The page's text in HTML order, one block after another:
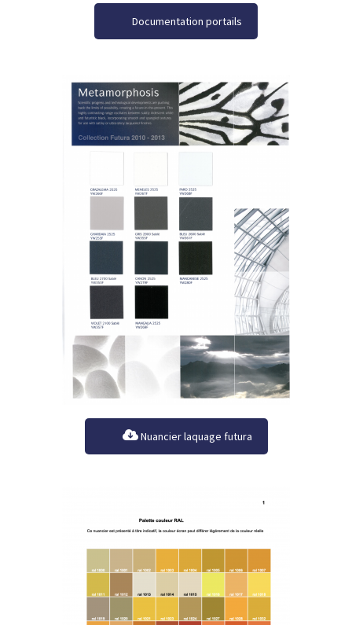
Documentation portails
Nuancier laquage futura